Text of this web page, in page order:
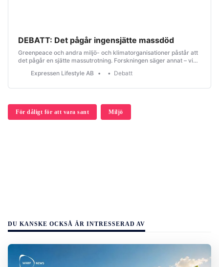
DEBATT: Det pågår ingensjätte massdöd
Greenpeace och andra miljö- och klimatorganisationer påstår att
det pågår en sjätte massutrotning. Forskningen säger annat – vi
tre debattörer.
Expressen Lifestyle AB Debatt
För dåligt för att vara sant Miljö
DU KANSKE OCKSÅ ÄR INTRESSERAD AV